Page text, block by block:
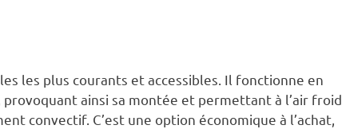
les plus courants et accessibles. Il fonctionne en
provoquant ainsi sa montée et permettant à l’air froid
convectif. C’est une option économique à l’achat,